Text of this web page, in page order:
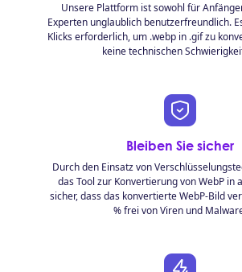
Unsere Plattform ist sowohl für
Experten unglaublich benutzerfreundlich.
Klicks erforderlich, um .webp in .gif zu
keine technischen
Bleiben Sie sicher
Durch den Einsatz von
das Tool zur Konvertierung von WebP in
sicher, dass das konvertierte WebP-Bild
% frei von Viren und